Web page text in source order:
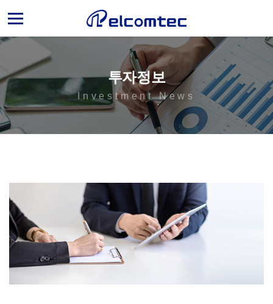
엘
컴
텍
Investment News
투자정보